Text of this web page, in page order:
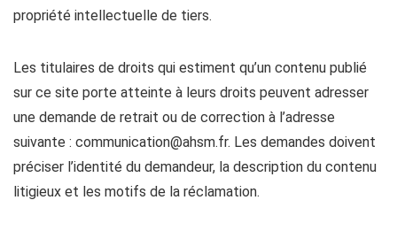
propriété intellectuelle de tiers.
Les titulaires de droits qui estiment qu’un contenu publié
sur ce site porte atteinte à leurs droits peuvent adresser
une demande de retrait ou de correction à l’adresse
suivante : communication@ahsm.fr. Les demandes doivent
préciser l’identité du demandeur, la description du contenu
litigieux et les motifs de la réclamation.